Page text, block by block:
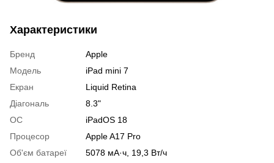
Характеристики
Бренд
Apple
Модель
iPad mini 7
Екран
Liquid Retina
Діагональ
8.3"
OC
iPadOS 18
Процесор
Apple A17 Pro
Об'єм батареї
5078 мА·ч, 19,3 Вт/ч